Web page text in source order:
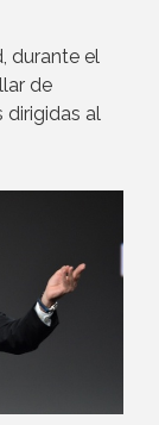
durante el
de
dirigidas al